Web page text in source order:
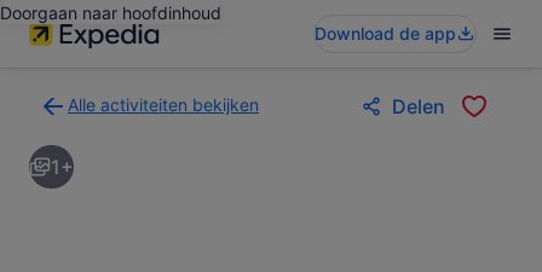
Doorgaan naar hoofdinhoud
Download de app
Alle activiteiten bekijken
naar
de
zoekresultatenpagina
Delen
1+